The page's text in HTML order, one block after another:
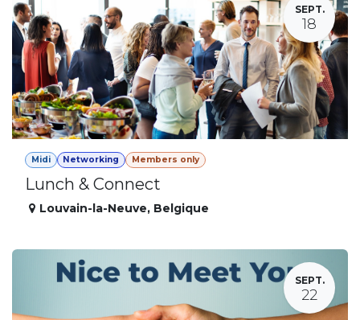
SEPT.
18
Midi Networking Members only
Lunch & Connect
Louvain-la-Neuve, Belgique
SEPT.
22